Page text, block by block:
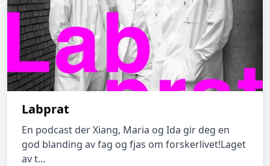
Labprat
En podcast der Xiang, Maria og Ida gir deg en
god blanding av fag og fjas om forskerlivet!Laget
av t...